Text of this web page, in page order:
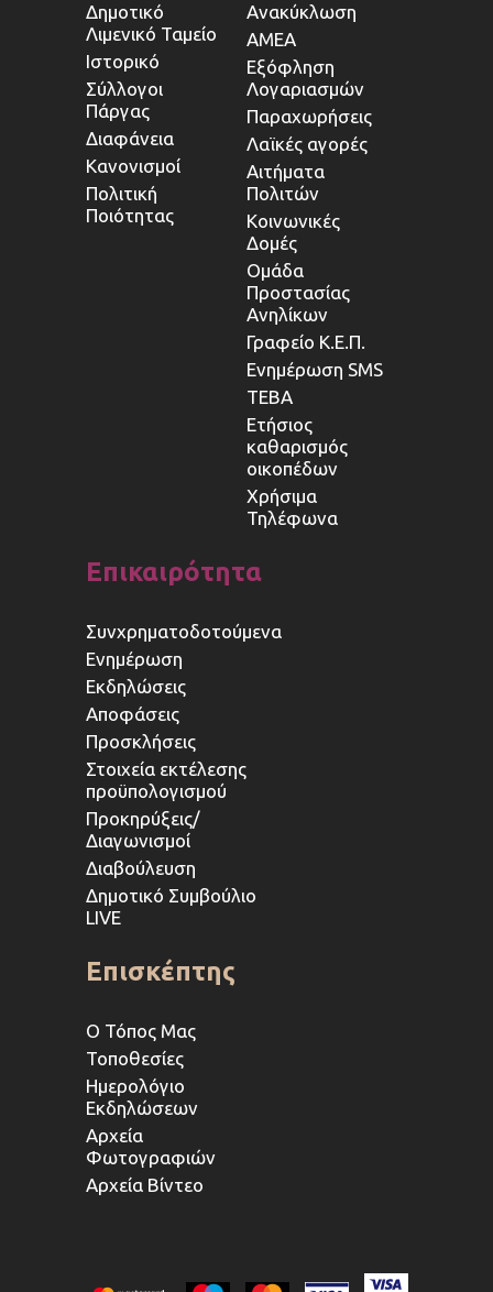
Δημοτικό
Λιμενικό Ταμείο
Ιστορικό
Σύλλογοι
Πάργας
Διαφάνεια
Κανονισμοί
Πολιτική
Ποιότητας
Ανακύκλωση
ΑΜΕΑ
Εξόφληση
Λογαριασμών
Παραχωρήσεις
Λαϊκές αγορές
Αιτήματα
Πολιτών
Κοινωνικές
Δομές
Ομάδα
Προστασίας
Ανηλίκων
Γραφείο Κ.Ε.Π.
Ενημέρωση SMS
ΤΕΒΑ
Ετήσιος
καθαρισμός
οικοπέδων
Χρήσιμα
Τηλέφωνα
Επικαιρότητα
Συνχρηματοδοτούμενα
Ενημέρωση
Εκδηλώσεις
Αποφάσεις
Προσκλήσεις
Στοιχεία εκτέλεσης
προϋπολογισμού
Προκηρύξεις/
Διαγωνισμοί
Διαβούλευση
Δημοτικό Συμβούλιο
LIVE
Επισκέπτης
Ο Τόπος Μας
Τοποθεσίες
Ημερολόγιο
Εκδηλώσεων
Αρχεία
Φωτογραφιών
Αρχεία Βίντεο